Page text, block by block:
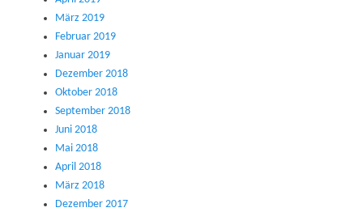
März 2019
Februar 2019
Januar 2019
Dezember 2018
Oktober 2018
September 2018
Juni 2018
Mai 2018
April 2018
März 2018
Dezember 2017